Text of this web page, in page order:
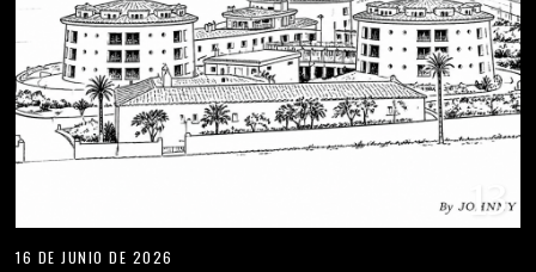
13
16 DE JUNIO DE 2026